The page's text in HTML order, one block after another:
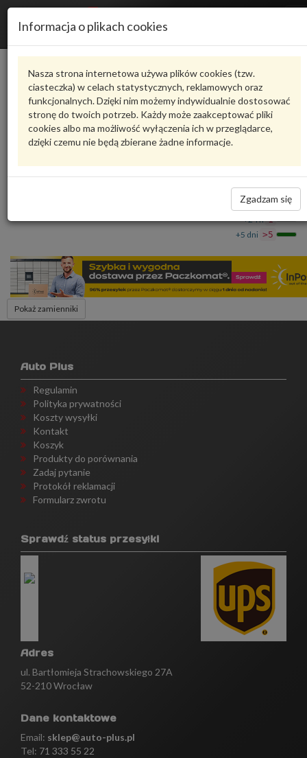
Informacja o plikach cookies
Nasza strona internetowa używa plików cookies (tzw.
ciasteczka) w celach statystycznych, reklamowych oraz
funkcjonalnych. Dzięki nim możemy indywidualnie dostosować
stronę do twoich potrzeb. Każdy może zaakceptować pliki
cookies albo ma możliwość wyłączenia ich w przeglądarce,
dzięki czemu nie będą zbierane żadne informacje.
Zgadzam się
Karta produktu
HFB380064VAG
VAG - produkt oryginalny VW AUDI SEAT SKODA
Lakier w sztyfcie F7F7 F7U 9151 HFB380064 VAG
42,42 zł
Dostępność
Wrocław 0
+24 h 1
+5 dni >5
Pokaż zamienniki
Auto Plus
Regulamin
Polityka prywatności
Koszty wysyłki
Kontakt
Koszyk
Produkty do porównania
Zadaj pytanie
Protokół reklamacji
Formularz zwrotu
Sprawdź status przesyłki
Adres
ul. Bartłomieja Strachowskiego 27A
52-210 Wrocław
Dane kontaktowe
Email: sklep@auto-plus.pl
Tel: 71 333 55 22